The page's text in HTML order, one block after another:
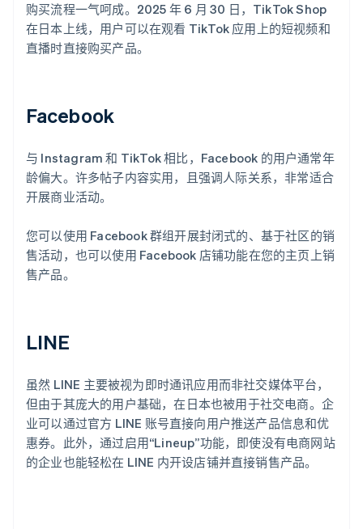
购买流程一气呵成。2025 年 6 月 30 日，TikTok Shop
在日本上线，用户可以在观看 TikTok 应用上的短视频和
直播时直接购买产品。
Facebook
与 Instagram 和 TikTok 相比，Facebook 的用户通常年
龄偏大。许多帖子内容实用，且强调人际关系，非常适合
开展商业活动。
您可以使用 Facebook 群组开展封闭式的、基于社区的销
售活动，也可以使用 Facebook 店铺功能在您的主页上销
售产品。
LINE
虽然 LINE 主要被视为即时通讯应用而非社交媒体平台，
但由于其庞大的用户基础，在日本也被用于社交电商。企
业可以通过官方 LINE 账号直接向用户推送产品信息和优
惠券。此外，通过启用“Lineup”功能，即使没有电商网站
的企业也能轻松在 LINE 内开设店铺并直接销售产品。